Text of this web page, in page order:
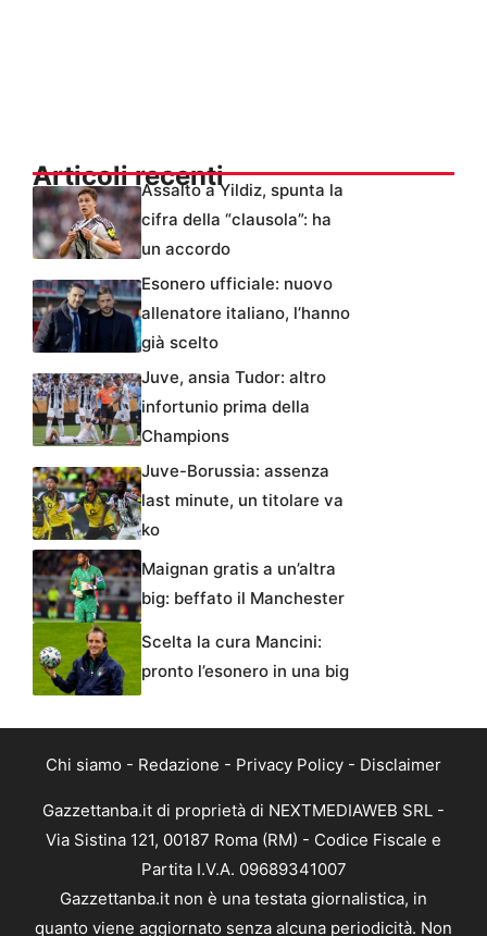
Articoli recentiAssalto a Yildiz, spunta la
cifra della “clausola”: ha
un accordo
Esonero ufficiale: nuovo
allenatore italiano, l’hanno
già scelto
Juve, ansia Tudor: altro
infortunio prima della
Champions
Juve-Borussia: assenza
last minute, un titolare va
ko
Maignan gratis a un’altra
big: beffato il Manchester
Scelta la cura Mancini:
pronto l’esonero in una big
Chi siamo - Redazione - Privacy Policy - Disclaimer
Gazzettanba.it di proprietà di NEXTMEDIAWEB SRL -
Via Sistina 121, 00187 Roma (RM) - Codice Fiscale e
Partita I.V.A. 09689341007
Gazzettanba.it non è una testata giornalistica, in
quanto viene aggiornato senza alcuna periodicità. Non